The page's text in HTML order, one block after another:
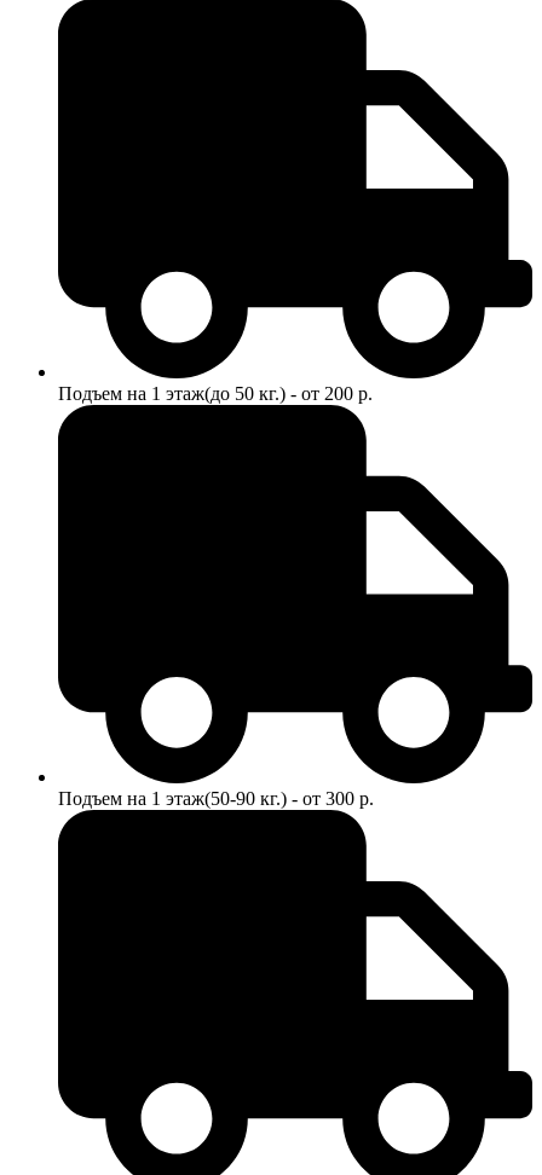
Подъем на 1 этаж(до 50 кг.) - от 200 р.
Подъем на 1 этаж(50-90 кг.) - от 300 р.